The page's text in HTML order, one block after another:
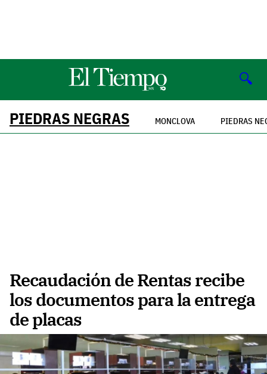
🔍
PIEDRAS NEGRAS MONCLOVA PIEDRAS
Recaudación de Rentas recibe
los documentos para la entrega
de placas